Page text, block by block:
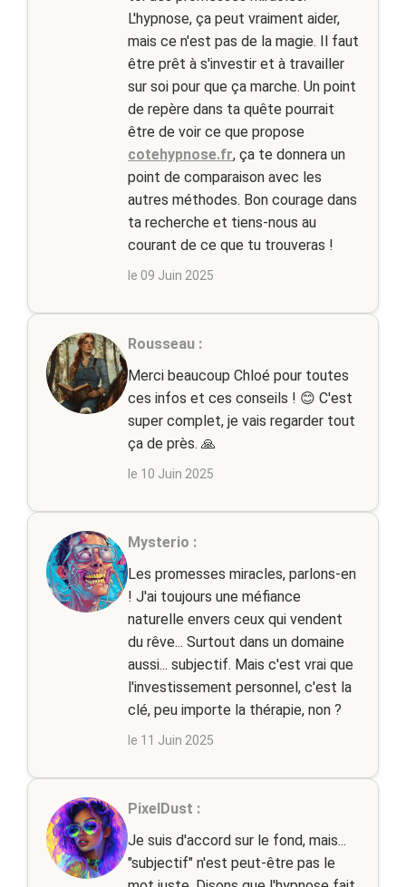
L'hypnose, ça peut vraiment aider,
mais ce n'est pas de la magie. Il faut
être prêt à s'investir et à travailler
sur soi pour que ça marche. Un point
de repère dans ta quête pourrait
être de voir ce que propose
cotehypnose.fr, ça te donnera un
point de comparaison avec les
autres méthodes. Bon courage dans
ta recherche et tiens-nous au
courant de ce que tu trouveras !
le 09 Juin 2025
Rousseau :
Merci beaucoup Chloé pour toutes
ces infos et ces conseils ! 😊 C'est
super complet, je vais regarder tout
ça de près. 🙏
le 10 Juin 2025
Mysterio :
Les promesses miracles, parlons-en
! J'ai toujours une méfiance
naturelle envers ceux qui vendent
du rêve... Surtout dans un domaine
aussi... subjectif. Mais c'est vrai que
l'investissement personnel, c'est la
clé, peu importe la thérapie, non ?
le 11 Juin 2025
PixelDust :
Je suis d'accord sur le fond, mais...
"subjectif" n'est peut-être pas le